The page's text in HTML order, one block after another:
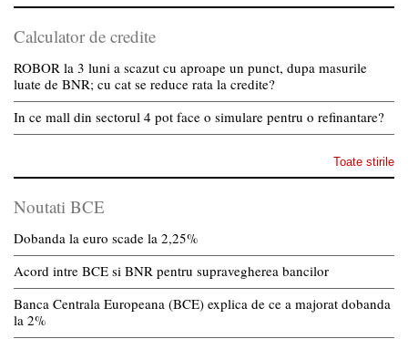
Calculator de credite
ROBOR la 3 luni a scazut cu aproape un punct, dupa masurile
luate de BNR; cu cat se reduce rata la credite?
In ce mall din sectorul 4 pot face o simulare pentru o refinantare?
Toate stirile
Noutati BCE
Dobanda la euro scade la 2,25%
Acord intre BCE si BNR pentru supravegherea bancilor
Banca Centrala Europeana (BCE) explica de ce a majorat dobanda
la 2%